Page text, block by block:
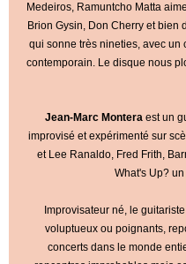
Medeiros, Ramuntcho Matta
Brion Gysin, Don Cherry et bien
qui sonne très nineties, avec
contemporain. Le disque nous
Jean-Marc Montera est un
improvisé et expérimenté sur
et Lee Ranaldo, Fred Frith,
What's Up?
Improvisateur né, le
voluptueux ou poignants,
concerts dans le monde